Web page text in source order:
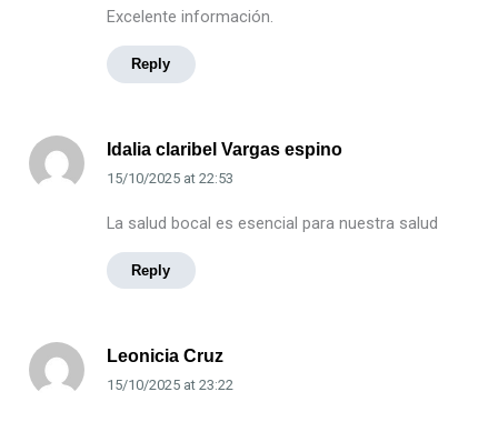
Excelente información.
Reply
Idalia claribel Vargas espino
15/10/2025at 22:53
La salud bocal es esencial para nuestra salud
Reply
Leonicia Cruz
15/10/2025at 23:22